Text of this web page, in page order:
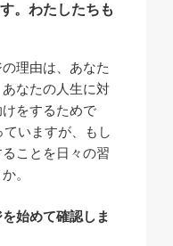
。わたしたちも
理由は、あなた
なたの人生に対
をするためで
いますが、もし
ことを日々の習
。
始めて確認しま